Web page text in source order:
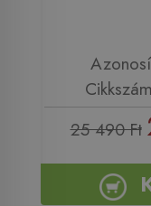
25 490 Ft